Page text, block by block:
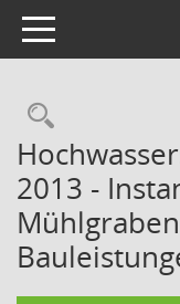
Toggle navigation
2013 -